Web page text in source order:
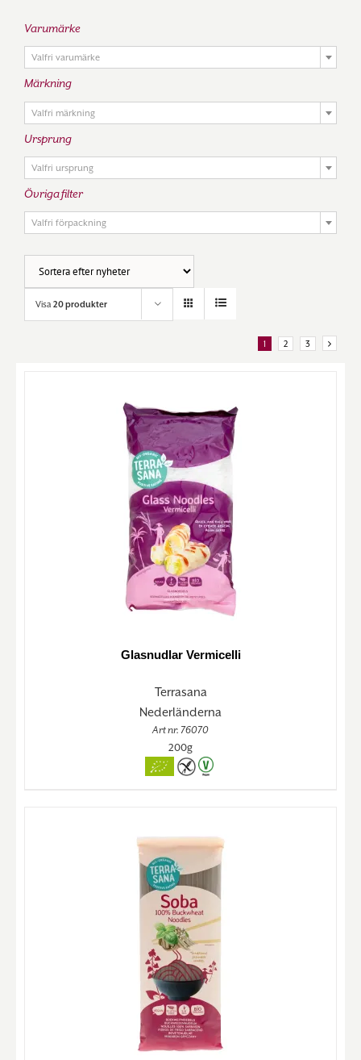
Visa 20 produkter
1 2 3
Glasnudlar Vermicelli
Terrasana
Nederländerna
Art nr. 76070
200g
Varumärke
Valfri varumärke
Märkning
Valfri märkning
Ursprung
Valfri ursprung
Övriga filter
Valfri förpackning